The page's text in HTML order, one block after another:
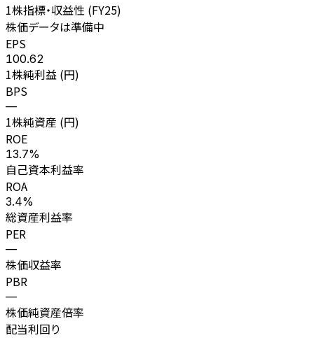
1株指標・収益性 (FY25)
株価データは準備中
EPS
100.62
1株純利益 (円)
BPS
—
1株純資産 (円)
ROE
13.7%
自己資本利益率
ROA
3.4%
総資産利益率
PER
—
株価収益率
PBR
—
株価純資産倍率
配当利回り